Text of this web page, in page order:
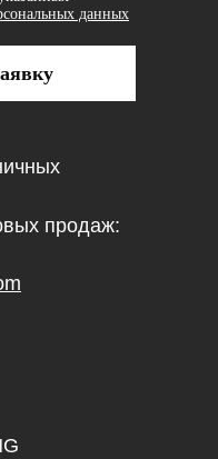
данных
продаж: